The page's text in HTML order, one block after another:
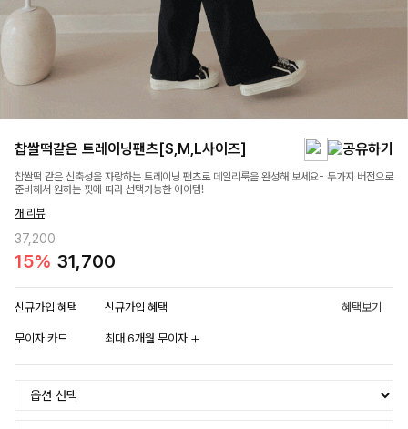
찹쌀떡같은 트레이닝팬츠[S,M,L사이즈]
찹쌀떡 같은 신축성을 자랑하는 트레이닝 팬츠로 데일리룩을 완성해 보세요- 두가지 버전으로
준비해서 원하는 핏에 따라 선택가능한 아이템!
개 리뷰
37,200
15% 31,700
신규가입 혜택 신규가입 혜택 혜택보기
무이자 카드 최대 6개월 무이자